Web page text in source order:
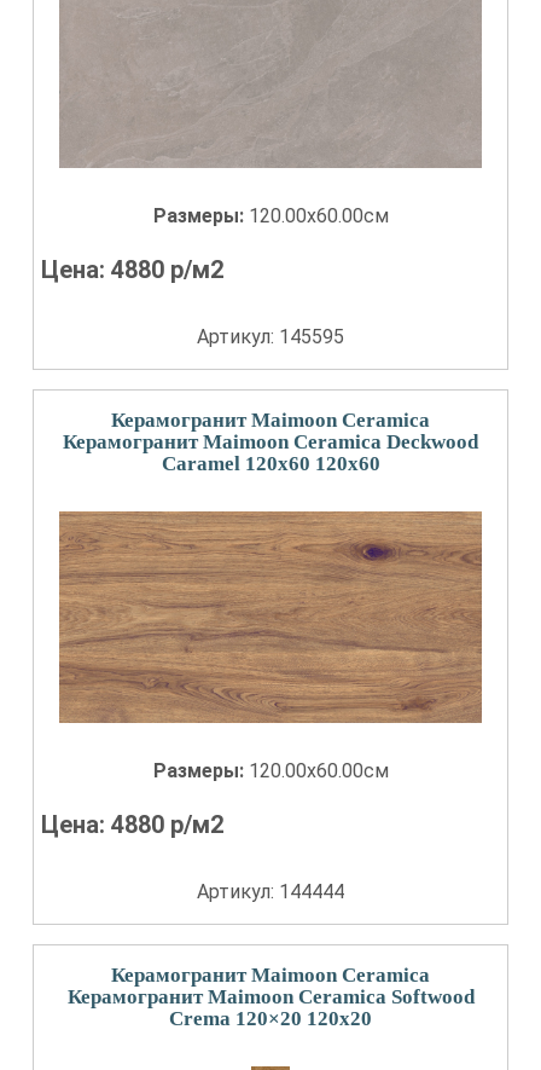
Размеры: 120.00x60.00см
Цена:4880 р/м2
Артикул: 145595
Керамогранит Maimoon Ceramica
Керамогранит Maimoon Ceramica Deckwood
Caramel 120x60 120x60
Размеры: 120.00x60.00см
Цена:4880 р/м2
Артикул: 144444
Керамогранит Maimoon Ceramica
Керамогранит Maimoon Ceramica Softwood
Crema 120×20 120x20